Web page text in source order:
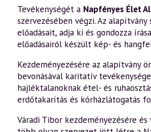
Tevékenységét a Napfényes Élet
szervezésében végzi. Az alapítvány
előadásait, adja ki és gondozza
előadásairól készült kép- és
Kezdeményezésére az alapítvány
bevonásával karitatív
hajléktalanoknak étel- és
erdőtakarítás és kórházlátogatás
Váradi Tibor kezdeményezésére